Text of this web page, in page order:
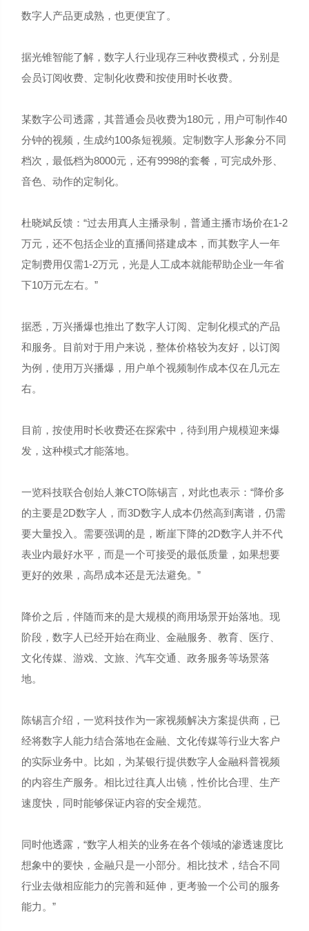
数字人产品更成熟，也更便宜了。
据光锥智能了解，数字人行业现存三种收费模式，分别是
会员订阅收费、定制化收费和按使用时长收费。
某数字公司透露，其普通会员收费为180元，用户可制作40
分钟的视频，生成约100条短视频。定制数字人形象分不同
档次，最低档为8000元，还有9998的套餐，可完成外形、
音色、动作的定制化。
杜晓斌反馈：“过去用真人主播录制，普通主播市场价在1-2
万元，还不包括企业的直播间搭建成本，而其数字人一年
定制费用仅需1-2万元，光是人工成本就能帮助企业一年省
下10万元左右。”
据悉，万兴播爆也推出了数字人订阅、定制化模式的产品
和服务。目前对于用户来说，整体价格较为友好，以订阅
为例，使用万兴播爆，用户单个视频制作成本仅在几元左
右。
目前，按使用时长收费还在探索中，待到用户规模迎来爆
发，这种模式才能落地。
一览科技联合创始人兼CTO陈锡言，对此也表示：“降价多
的主要是2D数字人，而3D数字人成本仍然高到离谱，仍需
要大量投入。需要强调的是，断崖下降的2D数字人并不代
表业内最好水平，而是一个可接受的最低质量，如果想要
更好的效果，高昂成本还是无法避免。”
降价之后，伴随而来的是大规模的商用场景开始落地。现
阶段，数字人已经开始在商业、金融服务、教育、医疗、
文化传媒、游戏、文旅、汽车交通、政务服务等场景落
地。
陈锡言介绍，一览科技作为一家视频解决方案提供商，已
经将数字人能力结合落地在金融、文化传媒等行业大客户
的实际业务中。比如，为某银行提供数字人金融科普视频
的内容生产服务。相比过往真人出镜，性价比合理、生产
速度快，同时能够保证内容的安全规范。
同时他透露，“数字人相关的业务在各个领域的渗透速度比
想象中的要快，金融只是一小部分。相比技术，结合不同
行业去做相应能力的完善和延伸，更考验一个公司的服务
能力。”